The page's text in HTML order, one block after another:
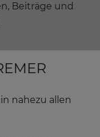
Beiträge und
in nahezu allen